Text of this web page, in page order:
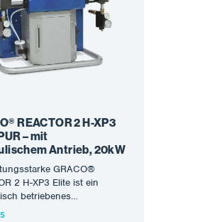
REACTOR 2 H-XP3
– mit
Antrieb, 20kW
GRACO®
2 H-XP3 Elite ist ein
betriebenes
zum Sprühen